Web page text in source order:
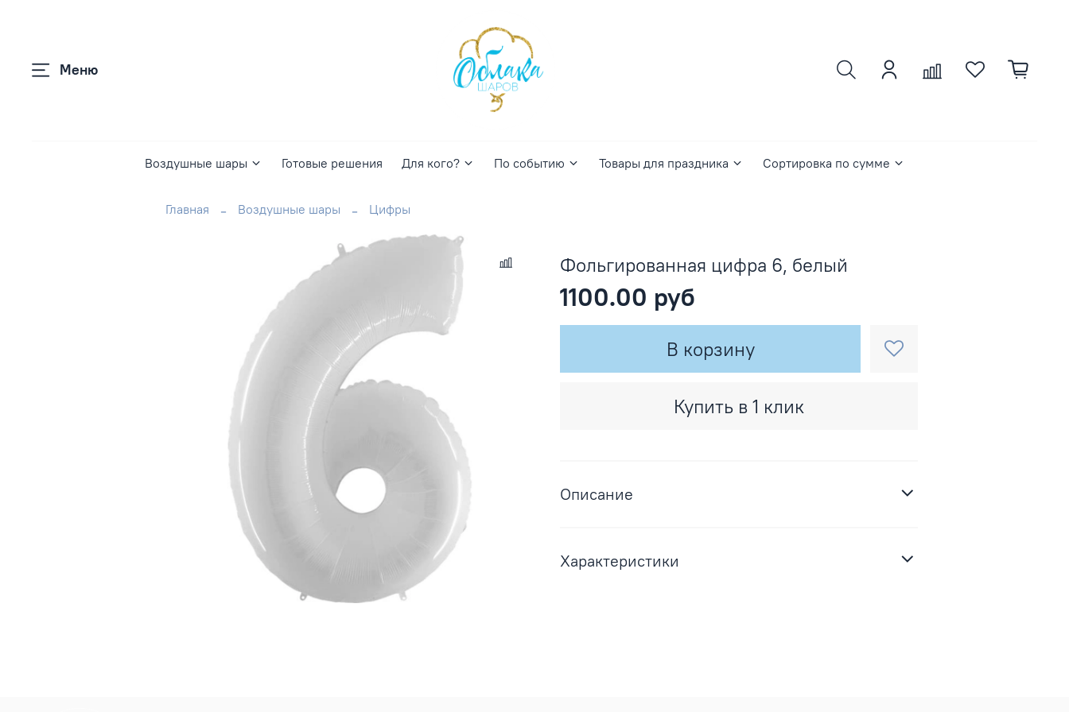
Меню
Воздушные шары Готовые решения Для кого? По событию Товары для праздника Сортировка по сумме
Главная Воздушные шары Цифры
Фольгированная цифра 6, белый
1100.00 руб
В корзину
Купить в 1 клик
Описание
Характеристики